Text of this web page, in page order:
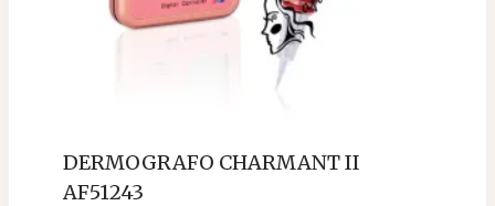
DERMOGRAFO CHARMANT II
AF51243